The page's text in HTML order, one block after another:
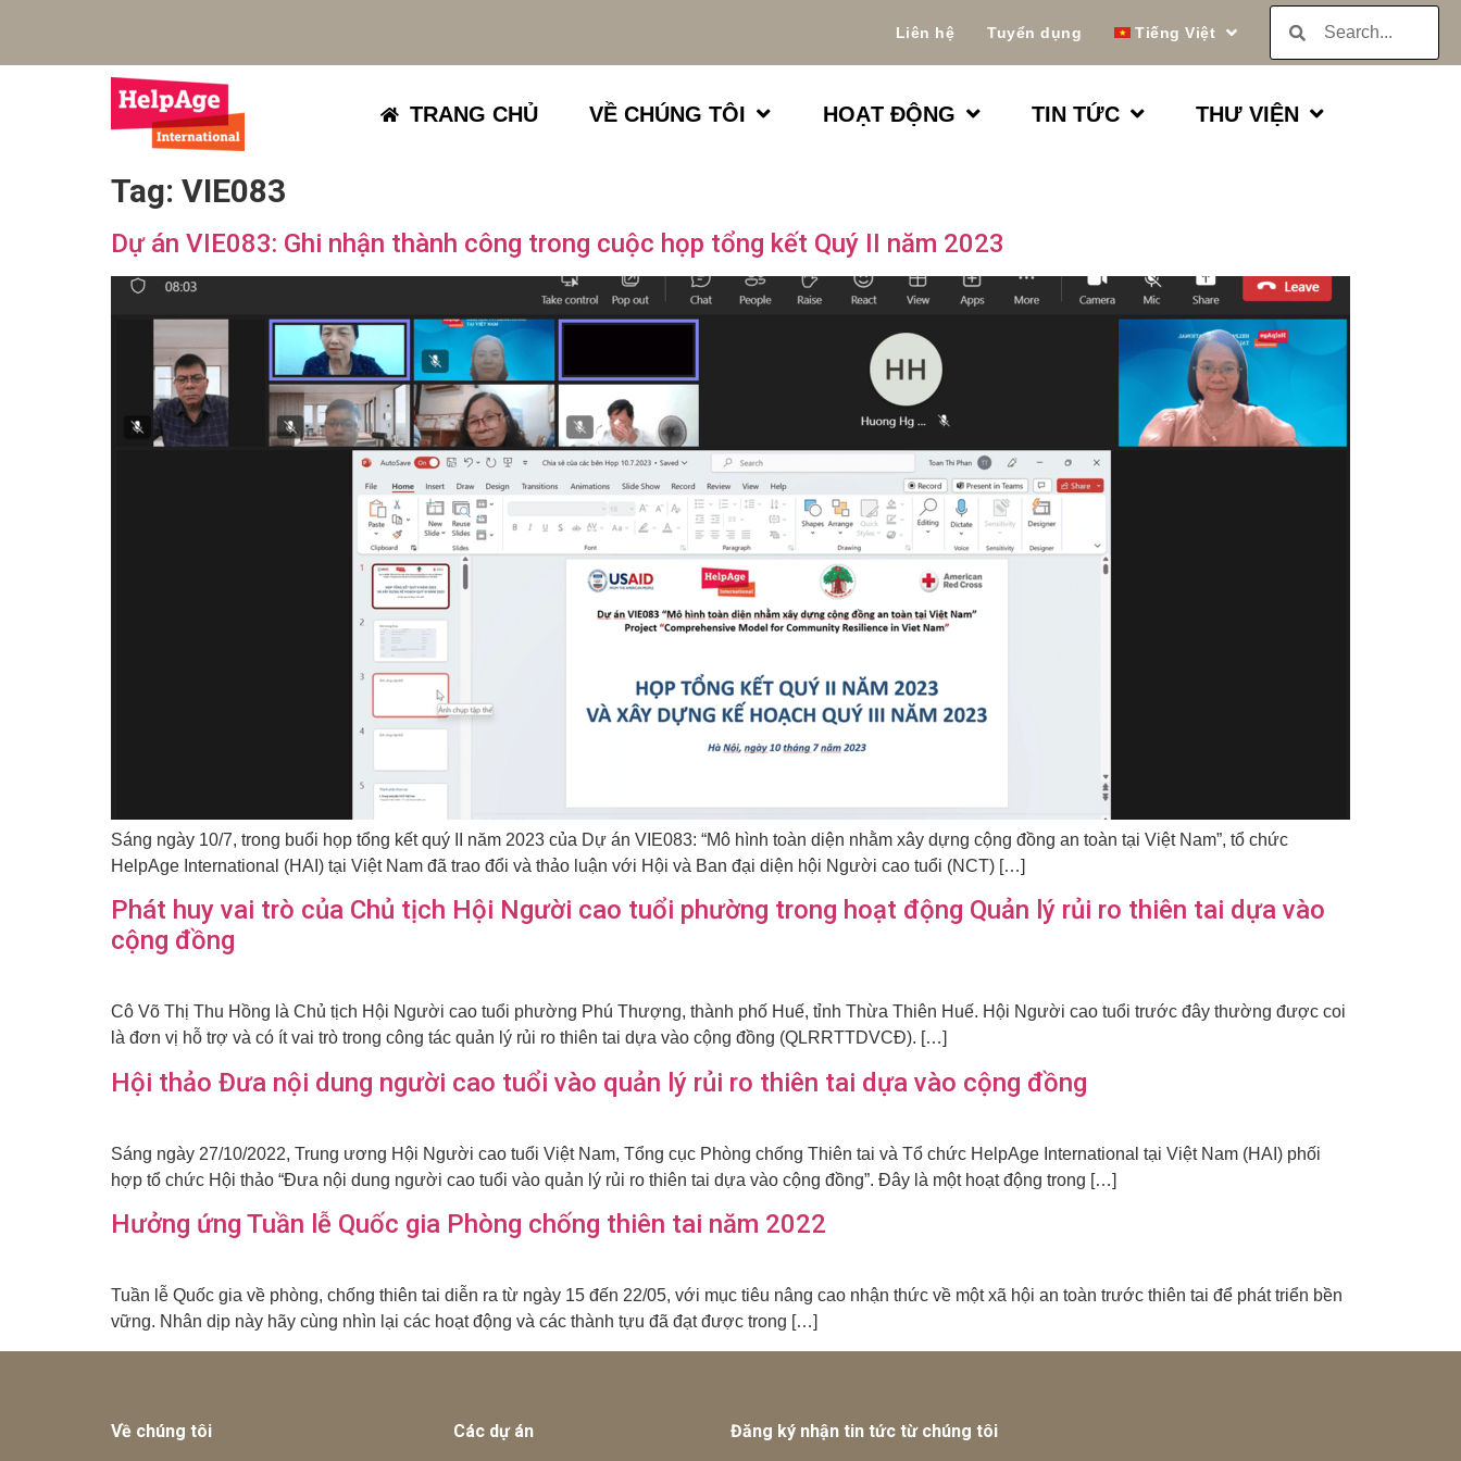
Liên hệ Tuyển dụng Tiếng Việt
TRANG CHỦ VỀ CHÚNG TÔI HOẠT ĐỘNG TIN TỨC THƯ VIỆN
Tag: VIE083
Dự án VIE083: Ghi nhận thành công trong cuộc họp tổng kết Quý II năm 2023
Sáng ngày 10/7, trong buổi họp tổng kết quý II năm 2023 của Dự án VIE083: “Mô hình toàn diện nhằm xây dựng cộng đồng an toàn tại Việt Nam”, tổ chức
HelpAge International (HAI) tại Việt Nam đã trao đổi và thảo luận với Hội và Ban đại diện hội Người cao tuổi (NCT) […]
Phát huy vai trò của Chủ tịch Hội Người cao tuổi phường trong hoạt động Quản lý rủi ro thiên tai dựa vào
cộng đồng
Cô Võ Thị Thu Hồng là Chủ tịch Hội Người cao tuổi phường Phú Thượng, thành phố Huế, tỉnh Thừa Thiên Huế. Hội Người cao tuổi trước đây thường được coi
là đơn vị hỗ trợ và có ít vai trò trong công tác quản lý rủi ro thiên tai dựa vào cộng đồng (QLRRTTDVCĐ). […]
Hội thảo Đưa nội dung người cao tuổi vào quản lý rủi ro thiên tai dựa vào cộng đồng
Sáng ngày 27/10/2022, Trung ương Hội Người cao tuổi Việt Nam, Tổng cục Phòng chống Thiên tai và Tổ chức HelpAge International tại Việt Nam (HAI) phối
hợp tổ chức Hội thảo “Đưa nội dung người cao tuổi vào quản lý rủi ro thiên tai dựa vào cộng đồng”. Đây là một hoạt động trong […]
Hưởng ứng Tuần lễ Quốc gia Phòng chống thiên tai năm 2022
Tuần lễ Quốc gia về phòng, chống thiên tai diễn ra từ ngày 15 đến 22/05, với mục tiêu nâng cao nhận thức về một xã hội an toàn trước thiên tai để phát triển bền
vững. Nhân dịp này hãy cùng nhìn lại các hoạt động và các thành tựu đã đạt được trong […]
Về chúng tôi Các dự án Đăng ký nhận tin tức từ chúng tôi